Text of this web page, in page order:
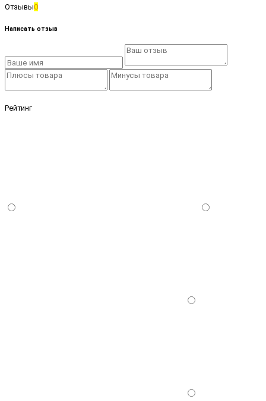
Отзывы0
Написать отзыв
Рейтинг